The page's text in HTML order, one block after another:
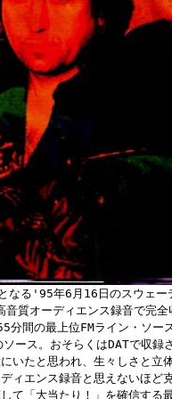
なる'95年6月16日のスウェー
質オーディエンス録音で完全
間の最上位FMライン・ソー
ース。おそらくはDATで収録
いたと思われ、生々しさと立
ィエンス録音と思えないほど
て「大当たり！」を確信する